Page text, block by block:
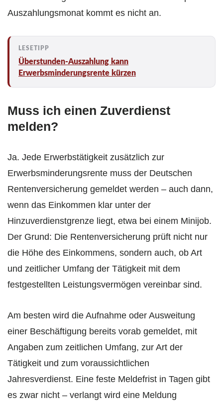
Auszahlungsmonat kommt es nicht an.
Überstunden-Auszahlung kann
Erwerbsminderungsrente kürzen
Muss ich einen Zuverdienst
melden?
Ja. Jede Erwerbstätigkeit zusätzlich zur
Erwerbsminderungsrente muss der Deutschen
Rentenversicherung gemeldet werden – auch dann,
wenn das Einkommen klar unter der
Hinzuverdienstgrenze liegt, etwa bei einem Minijob.
Der Grund: Die Rentenversicherung prüft nicht nur
die Höhe des Einkommens, sondern auch, ob Art
und zeitlicher Umfang der Tätigkeit mit dem
festgestellten Leistungsvermögen vereinbar sind.
Am besten wird die Aufnahme oder Ausweitung
einer Beschäftigung bereits vorab gemeldet, mit
Angaben zum zeitlichen Umfang, zur Art der
Tätigkeit und zum voraussichtlichen
Jahresverdienst. Eine feste Meldefrist in Tagen gibt
es zwar nicht – verlangt wird eine Meldung